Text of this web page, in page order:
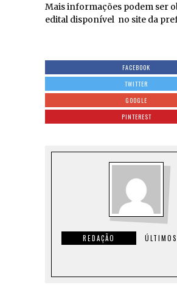
Mais informações podem ser
edital disponível no site da
FACEBOOK
TWITTER
GOOGLE
PINTEREST
REDAÇÃO